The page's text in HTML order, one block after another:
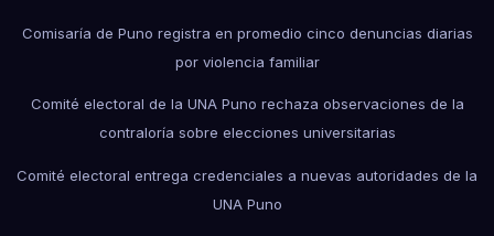
Comisaría de Puno registra en promedio cinco denuncias diarias
por violencia familiar
Comité electoral de la UNA Puno rechaza observaciones de la
contraloría sobre elecciones universitarias
Comité electoral entrega credenciales a nuevas autoridades de la
UNA Puno